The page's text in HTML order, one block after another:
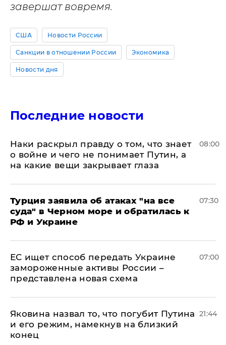
завершат вовремя.
США Новости России
Санкции в отношении России Экономика
Новости дня
Последние новости
Наки раскрыл правду о том, что знает
о войне и чего не понимает Путин, а
на какие вещи закрывает глаза
08:00
Турция заявила об атаках "на все
суда" в Черном море и обратилась к
РФ и Украине
07:30
ЕС ищет способ передать Украине
замороженные активы России –
представлена новая схема
07:00
Яковина назвал то, что погубит Путина
и его режим, намекнув на близкий
конец
21:44